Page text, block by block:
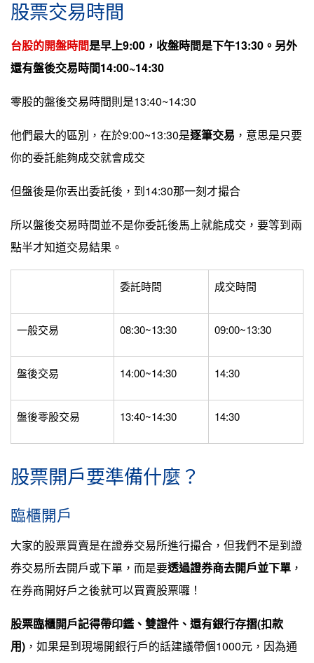
股票交易時間
台股的開盤時間是早上9:00，收盤時間是下午13:30。另外
還有盤後交易時間14:00~14:30
零股的盤後交易時間則是13:40~14:30
他們最大的區別，在於9:00~13:30是逐筆交易 ，意思是只要
你的委託能夠成交就會成交
但盤後是你丟出委託後，到14:30那一刻才撮合
所以盤後交易時間並不是你委託後馬上就能成交，要等到兩
點半才知道交易結果。
委託時間 成交時間
一般交易 08:30~13:30 09:00~13:30
盤後交易 14:00~14:30 14:30
盤後零股交易 13:40~14:30 14:30
股票開戶要準備什麼？
臨櫃開戶
大家的股票買賣是在證券交易所進行撮合，但我們不是到證
券交易所去開戶或下單，而是要透過證券商去開戶並下單 ，
在券商開好戶之後就可以買賣股票囉！
股票臨櫃開戶記得帶印鑑、雙證件、還有銀行存摺(扣款
用) ，如果是到現場開銀行戶的話建議帶個1000元，因為通